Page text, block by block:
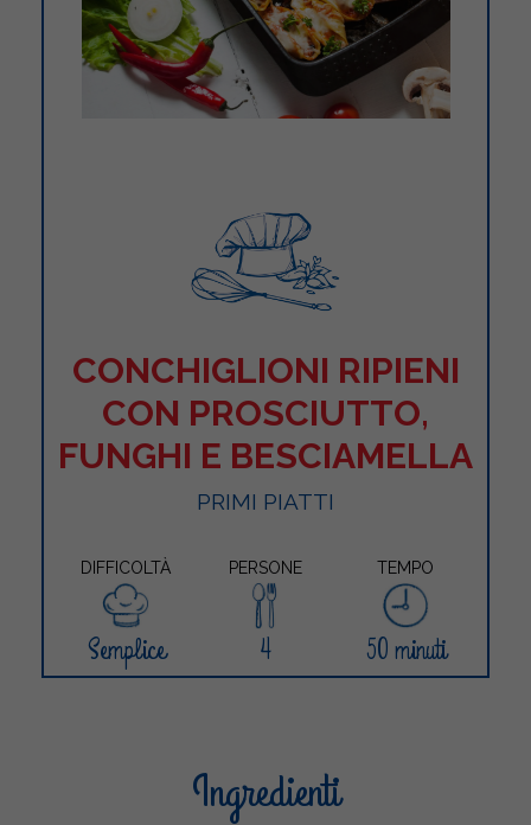
CONCHIGLIONI RIPIENI
CON PROSCIUTTO,
FUNGHI E BESCIAMELLA
PRIMI PIATTI
DIFFICOLTÀ PERSONE TEMPO
Semplice 4 50 minuti
Ingredienti